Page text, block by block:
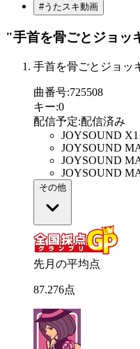
#うたスキ動画
"手首を骨ごとジョッ
手首を骨ごとジョッ
曲番号:725508
キー:0
配信予定:配信済み
JOYSOUND X1
JOYSOUND
JOYSOUND
JOYSOUND
その他
先月の平均点
87.276点